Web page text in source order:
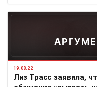
19.08.22
Лиз Трасс заявила,